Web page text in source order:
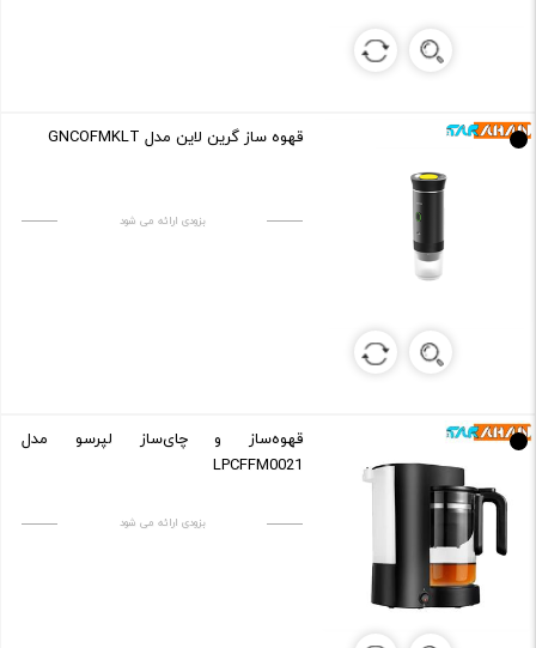
قهوه ساز گرین لاین مدل GNCOFMKLT
بزودی ارائه می شود
قهوه‌ساز و چای‌ساز لپرسو مدل
LPCFFM0021
بزودی ارائه می شود